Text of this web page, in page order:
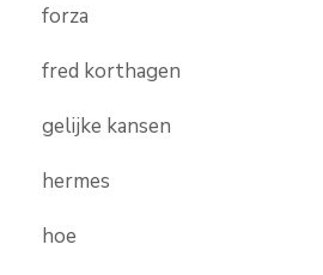
forza
fred korthagen
gelijke kansen
hermes
hoe